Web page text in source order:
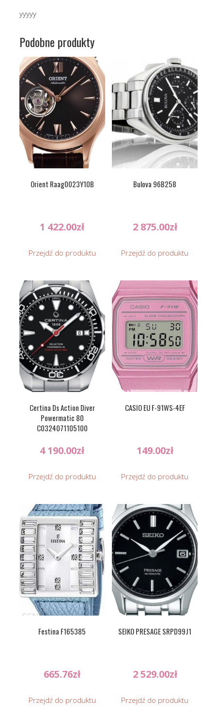
yyyyy
Podobne produkty
Orient Raag0023Y10B
1 422.00zł
Przejdź do produktu
Bulova 96B258
2 875.00zł
Przejdź do produktu
Certina Ds Action Diver
Powermatic 80
C0324071105100
4 190.00zł
Przejdź do produktu
CASIO EU F-91WS-4EF
149.00zł
Przejdź do produktu
Festina F165385
665.76zł
Przejdź do produktu
SEIKO PRESAGE SRPD99J1
2 529.00zł
Przejdź do produktu